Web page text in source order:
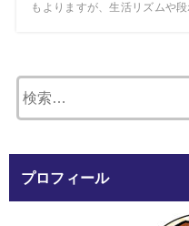
もよりますが、生活リズムや段
プロフィール